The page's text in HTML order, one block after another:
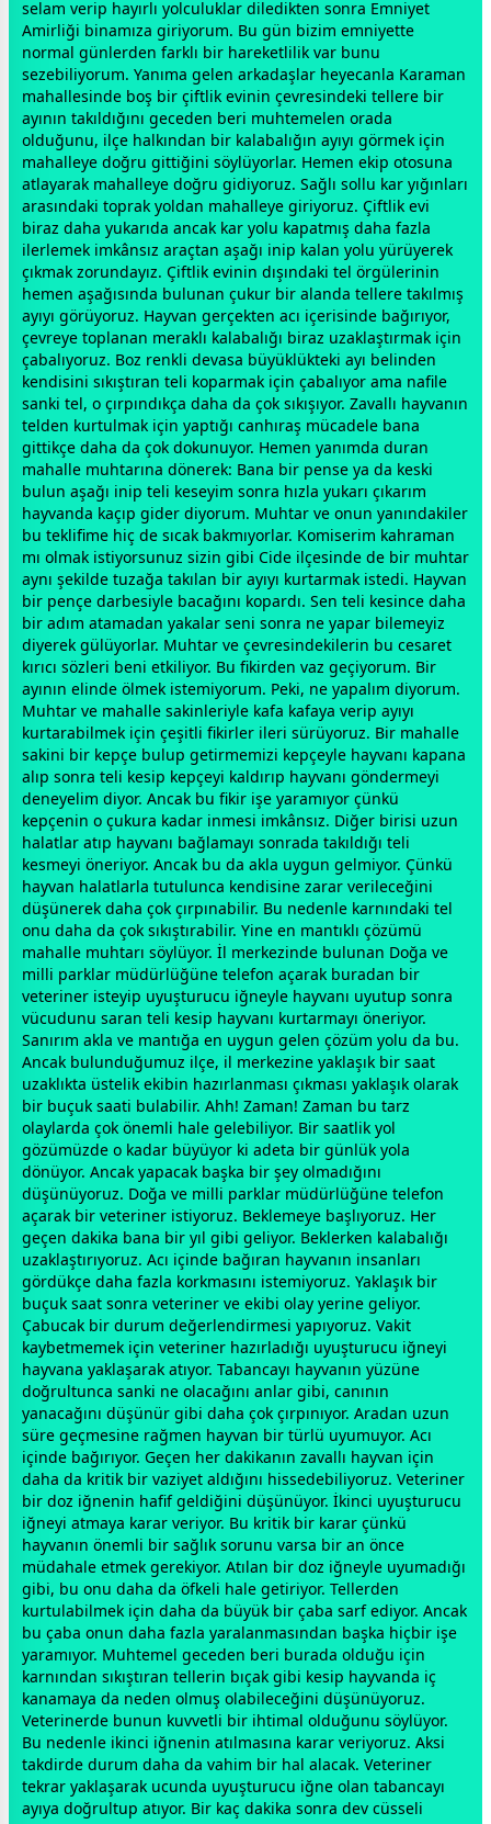
selam verip hayırlı yolculuklar diledikten sonra Emniyet
Amirliği binamıza giriyorum. Bu gün bizim emniyette
normal günlerden farklı bir hareketlilik var bunu
sezebiliyorum. Yanıma gelen arkadaşlar heyecanla Karaman
mahallesinde boş bir çiftlik evinin çevresindeki tellere bir
ayının takıldığını geceden beri muhtemelen orada
olduğunu, ilçe halkından bir kalabalığın ayıyı görmek için
mahalleye doğru gittiğini söylüyorlar. Hemen ekip otosuna
atlayarak mahalleye doğru gidiyoruz. Sağlı sollu kar yığınları
arasındaki toprak yoldan mahalleye giriyoruz. Çiftlik evi
biraz daha yukarıda ancak kar yolu kapatmış daha fazla
ilerlemek imkânsız araçtan aşağı inip kalan yolu yürüyerek
çıkmak zorundayız. Çiftlik evinin dışındaki tel örgülerinin
hemen aşağısında bulunan çukur bir alanda tellere takılmış
ayıyı görüyoruz. Hayvan gerçekten acı içerisinde bağırıyor,
çevreye toplanan meraklı kalabalığı biraz uzaklaştırmak için
çabalıyoruz. Boz renkli devasa büyüklükteki ayı belinden
kendisini sıkıştıran teli koparmak için çabalıyor ama nafile
sanki tel, o çırpındıkça daha da çok sıkışıyor. Zavallı hayvanın
telden kurtulmak için yaptığı canhıraş mücadele bana
gittikçe daha da çok dokunuyor. Hemen yanımda duran
mahalle muhtarına dönerek: Bana bir pense ya da keski
bulun aşağı inip teli keseyim sonra hızla yukarı çıkarım
hayvanda kaçıp gider diyorum. Muhtar ve onun yanındakiler
bu teklifime hiç de sıcak bakmıyorlar. Komiserim kahraman
mı olmak istiyorsunuz sizin gibi Cide ilçesinde de bir muhtar
aynı şekilde tuzağa takılan bir ayıyı kurtarmak istedi. Hayvan
bir pençe darbesiyle bacağını kopardı. Sen teli kesince daha
bir adım atamadan yakalar seni sonra ne yapar bilemeyiz
diyerek gülüyorlar. Muhtar ve çevresindekilerin bu cesaret
kırıcı sözleri beni etkiliyor. Bu fikirden vaz geçiyorum. Bir
ayının elinde ölmek istemiyorum. Peki, ne yapalım diyorum.
Muhtar ve mahalle sakinleriyle kafa kafaya verip ayıyı
kurtarabilmek için çeşitli fikirler ileri sürüyoruz. Bir mahalle
sakini bir kepçe bulup getirmemizi kepçeyle hayvanı kapana
alıp sonra teli kesip kepçeyi kaldırıp hayvanı göndermeyi
deneyelim diyor. Ancak bu fikir işe yaramıyor çünkü
kepçenin o çukura kadar inmesi imkânsız. Diğer birisi uzun
halatlar atıp hayvanı bağlamayı sonrada takıldığı teli
kesmeyi öneriyor. Ancak bu da akla uygun gelmiyor. Çünkü
hayvan halatlarla tutulunca kendisine zarar verileceğini
düşünerek daha çok çırpınabilir. Bu nedenle karnındaki tel
onu daha da çok sıkıştırabilir. Yine en mantıklı çözümü
mahalle muhtarı söylüyor. İl merkezinde bulunan Doğa ve
milli parklar müdürlüğüne telefon açarak buradan bir
veteriner isteyip uyuşturucu iğneyle hayvanı uyutup sonra
vücudunu saran teli kesip hayvanı kurtarmayı öneriyor.
Sanırım akla ve mantığa en uygun gelen çözüm yolu da bu.
Ancak bulunduğumuz ilçe, il merkezine yaklaşık bir saat
uzaklıkta üstelik ekibin hazırlanması çıkması yaklaşık olarak
bir buçuk saati bulabilir. Ahh! Zaman! Zaman bu tarz
olaylarda çok önemli hale gelebiliyor. Bir saatlik yol
gözümüzde o kadar büyüyor ki adeta bir günlük yola
dönüyor. Ancak yapacak başka bir şey olmadığını
düşünüyoruz. Doğa ve milli parklar müdürlüğüne telefon
açarak bir veteriner istiyoruz. Beklemeye başlıyoruz. Her
geçen dakika bana bir yıl gibi geliyor. Beklerken kalabalığı
uzaklaştırıyoruz. Acı içinde bağıran hayvanın insanları
gördükçe daha fazla korkmasını istemiyoruz. Yaklaşık bir
buçuk saat sonra veteriner ve ekibi olay yerine geliyor.
Çabucak bir durum değerlendirmesi yapıyoruz. Vakit
kaybetmemek için veteriner hazırladığı uyuşturucu iğneyi
hayvana yaklaşarak atıyor. Tabancayı hayvanın yüzüne
doğrultunca sanki ne olacağını anlar gibi, canının
yanacağını düşünür gibi daha çok çırpınıyor. Aradan uzun
süre geçmesine rağmen hayvan bir türlü uyumuyor. Acı
içinde bağırıyor. Geçen her dakikanın zavallı hayvan için
daha da kritik bir vaziyet aldığını hissedebiliyoruz. Veteriner
bir doz iğnenin hafif geldiğini düşünüyor. İkinci uyuşturucu
iğneyi atmaya karar veriyor. Bu kritik bir karar çünkü
hayvanın önemli bir sağlık sorunu varsa bir an önce
müdahale etmek gerekiyor. Atılan bir doz iğneyle uyumadığı
gibi, bu onu daha da öfkeli hale getiriyor. Tellerden
kurtulabilmek için daha da büyük bir çaba sarf ediyor. Ancak
bu çaba onun daha fazla yaralanmasından başka hiçbir işe
yaramıyor. Muhtemel geceden beri burada olduğu için
karnından sıkıştıran tellerin bıçak gibi kesip hayvanda iç
kanamaya da neden olmuş olabileceğini düşünüyoruz.
Veterinerde bunun kuvvetli bir ihtimal olduğunu söylüyor.
Bu nedenle ikinci iğnenin atılmasına karar veriyoruz. Aksi
takdirde durum daha da vahim bir hal alacak. Veteriner
tekrar yaklaşarak ucunda uyuşturucu iğne olan tabancayı
ayıya doğrultup atıyor. Bir kaç dakika sonra dev cüsseli